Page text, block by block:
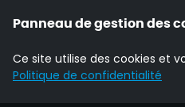
Panneau de gestion des
Ce site utilise des cookies et
Politique de confidentialité